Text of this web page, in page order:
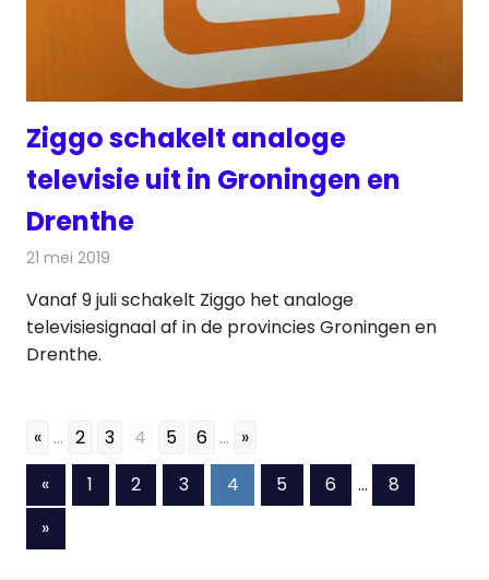
Ziggo schakelt analoge
televisie uit in Groningen en
Drenthe
21 mei 2019
Vanaf 9 juli schakelt Ziggo het analoge
televisiesignaal af in de provincies Groningen en
Drenthe.
« ... 2 3 4 5 6 ... »
Berichten
paginering
«Vorige
berichten
1 2 3 4 5 6 …
8
Volgende
berichten
»